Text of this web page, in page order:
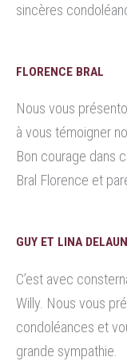
sincères
FLORENCE BRAL
Nous vous
à vous témoigner
Bon courage dans
Bral Florence et
GUY ET LINA
C’est avec
Willy. Nous vous
condoléances et
grande sympathie.